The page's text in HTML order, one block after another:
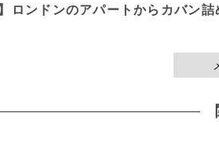
】ロンドンのアパートからカバン